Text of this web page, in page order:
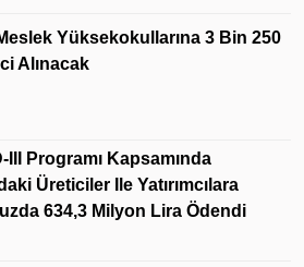
Yüksekokullarına 3 Bin 250
Alınacak
III Programı Kapsamında
Üreticiler Ile Yatırımcılara
634,3 Milyon Lira Ödendi